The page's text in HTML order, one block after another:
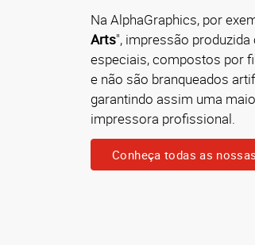
Na AlphaGraphics, por
Arts", impressão
especiais, compostos por
e não são branqueados
garantindo assim uma
impressora profissional.
Conheça todas as